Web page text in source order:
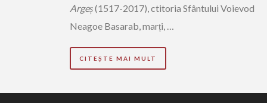
Argeș(1517-2017), ctitoria Sfântului Voievod
Neagoe Basarab, marți, …
CITEȘTE MAI MULT